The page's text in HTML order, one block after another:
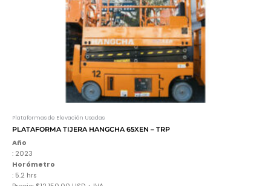
Plataformas de Elevación Usadas
PLATAFORMA TIJERA HANGCHA 65XEN – TRP
Año
: 2023
Horómetro
: 5.2 hrs